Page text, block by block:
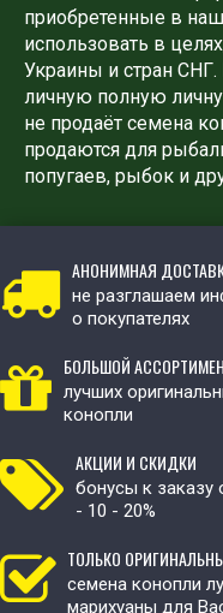
приобретенные в
использовать в
Украины и стран
личную полную
не продаёт семена
продаются для
попугаев, рыбок и
АНОНИМНАЯ
не разглашаем
о покупателях
БОЛЬШОЙ
лучших
конопли
АКЦИИ И СКИДКИ
бонусы к заказу
- 10 - 20%
ТОЛЬКО
семена конопли
марихуаны для